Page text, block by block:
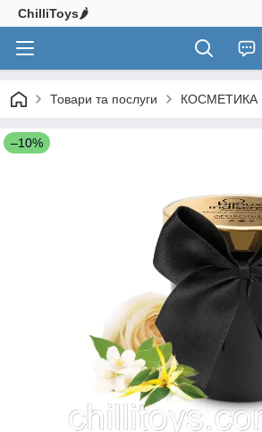
ChilliToys🌶️
Товари та послуги КОСМЕТИКА
–10%